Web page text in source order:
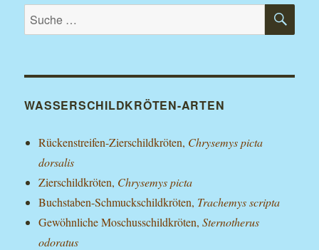
Suche
nach:
WASSERSCHILDKRÖTEN-ARTEN
Rückenstreifen-Zierschildkröten, Chrysemys picta
dorsalis
Zierschildkröten, Chrysemys picta
Buchstaben-Schmuckschildkröten, Trachemys scripta
Gewöhnliche Moschusschildkröten,Sternotherus
odoratus